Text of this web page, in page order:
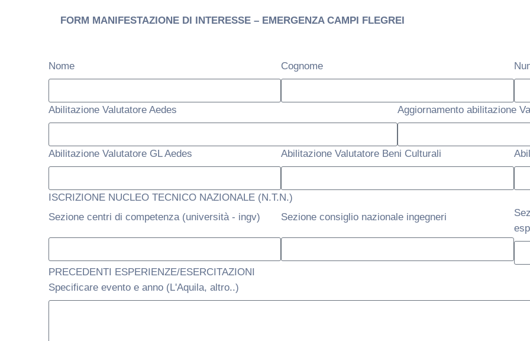
FORM MANIFESTAZIONE DI INTERESSE – EMERGENZA CAMPI FLEGREI
Nome Cognome
Abilitazione Valutatore Aedes Aggiornamento abilitazione
Abilitazione Valutatore GL Aedes Abilitazione Valutatore Beni Culturali
ISCRIZIONE NUCLEO TECNICO NAZIONALE (N.T.N.)
Sezione centri di competenza (università - ingv)
Sezione consiglio nazionale ingegneri
PRECEDENTI ESPERIENZE/ESERCITAZIONI
Specificare evento e anno (L'Aquila, altro..)